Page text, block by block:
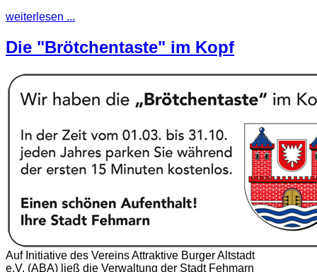
weiterlesen ...
Die "Brötchentaste" im Kopf
Auf Initiative des Vereins Attraktive Burger Altstadt
e.V. (ABA) ließ die Verwaltung der Stadt Fehmarn